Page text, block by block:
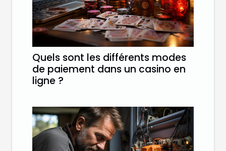
Quels sont les différents modes
de paiement dans un casino en
ligne ?